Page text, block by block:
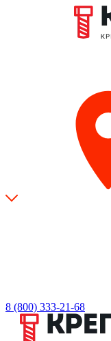
8 (800) 333-21-68